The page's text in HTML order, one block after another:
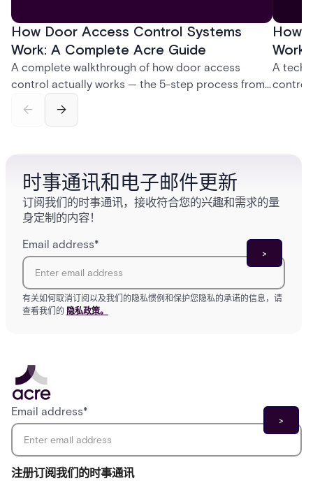
How Door Access Control Systems
Work: A Complete Acre Guide
A complete walkthrough of how door access
control actually works — the 5-step process from
and software components, and the access control
How
A
control
时事通讯和电子邮件更新
订阅我们的时事通讯，接收符合您的兴趣和需求的量
身定制的内容！
Email address*
有关如何取消订阅以及我们的隐私惯例和保护您隐私的承诺的信息，请
查看我们的 隐私政策。
注册订阅我们的时事通讯
Email address*